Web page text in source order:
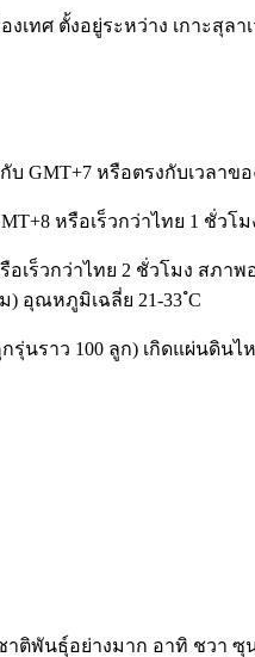
เทศ ตั้งอยู่ระหว่าง เกาะสุลา
บ GMT+7 หรือตรงกับเวลาข
หรือเร็วกว่าไทย 1 ชั่วโม
อเร็วกว่าไทย 2 ชั่วโมง สภา
อุณหภูมิเฉลี่ย 21-33 ํC
รุ่นราว 100 ลูก) เกิดแผ่นดินไ
พันธุ์อย่างมาก อาทิ ชวา ซุ